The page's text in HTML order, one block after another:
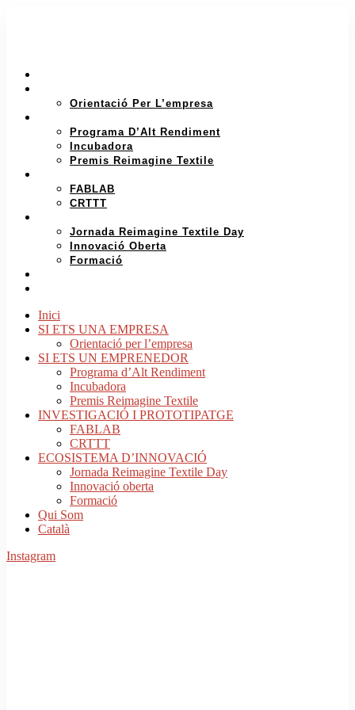
Orientació Per L’empresa
Programa D’Alt Rendiment
Incubadora
Premis Reimagine Textile
FABLAB
CRTTT
Jornada Reimagine Textile Day
Innovació Oberta
Formació
Inici
SI ETS UNA EMPRESA
Orientació per l’empresa
SI ETS UN EMPRENEDOR
Programa d’Alt Rendiment
Incubadora
Premis Reimagine Textile
INVESTIGACIÓ I PROTOTIPATGE
FABLAB
CRTTT
ECOSISTEMA D’INNOVACIÓ
Jornada Reimagine Textile Day
Innovació oberta
Formació
Qui Som
Català
Instagram